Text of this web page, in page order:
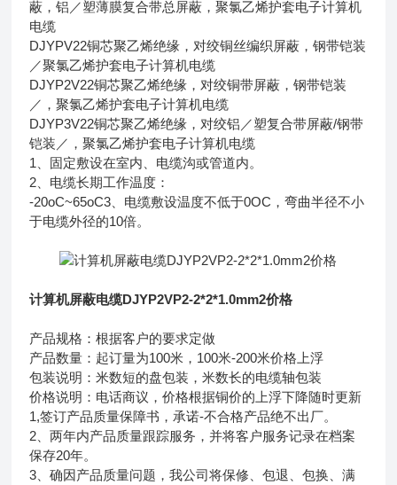
蔽，铝／塑薄膜复合带总屏蔽，聚氯乙烯护套电子计算机
电缆
DJYPV22铜芯聚乙烯绝缘，对绞铜丝编织屏蔽，钢带铠装
／聚氯乙烯护套电子计算机电缆
DJYP2V22铜芯聚乙烯绝缘，对绞铜带屏蔽，钢带铠装
／，聚氯乙烯护套电子计算机电缆
DJYP3V22铜芯聚乙烯绝缘，对绞铝／塑复合带屏蔽/钢带
铠装／，聚氯乙烯护套电子计算机电缆
1、固定敷设在室内、电缆沟或管道内。
2、电缆长期工作温度：
-20oC~65oC3、电缆敷设温度不低于0OC，弯曲半径不小
于电缆外径的10倍。
计算机屏蔽电缆DJYP2VP2-2*2*1.0mm2价格
产品规格：根据客户的要求定做
产品数量：起订量为100米，100米-200米价格上浮
包装说明：米数短的盘包装，米数长的电缆轴包装
价格说明：电话商议，价格根据铜价的上浮下降随时更新
1,签订产品质量保障书，承诺-不合格产品绝不出厂。
2、两年内产品质量跟踪服务，并将客户服务记录在档案
保存20年。
3、确因产品质量问题，我公司将保修、包退、包换、满